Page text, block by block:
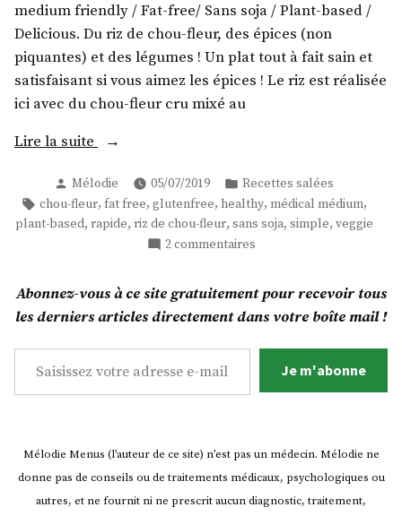
medium friendly / Fat-free/ Sans soja / Plant-based /
Delicious. Du riz de chou-fleur, des épices (non
piquantes) et des légumes ! Un plat tout à fait sain et
satisfaisant si vous aimez les épices ! Le riz est réalisée
ici avec du chou-fleur cru mixé au
Lire la suite
« Quand
chou-
fleur
riz
Publié
par
Mélodie 05/07/2019
Publié
dans
Recettes salées
Étiquettes :
chou-fleur, fat free, glutenfree, healthy, médical médium,
plant-based, rapide, riz de chou-fleur, sans soja, simple, veggie
2 commentairessur
chou-
fleur
Abonnez-vous à ce site gratuitement pour recevoir tous
les derniers articles directement dans votre boîte mail !
Saisissez votre adresse e-mail…
Je m'abonne
Mélodie Menus (l’auteur de ce site) n’est pas un médecin. Mélodie ne
donne pas de conseils ou de traitements médicaux, psychologiques ou
autres, et ne fournit ni ne prescrit aucun diagnostic, traitement,